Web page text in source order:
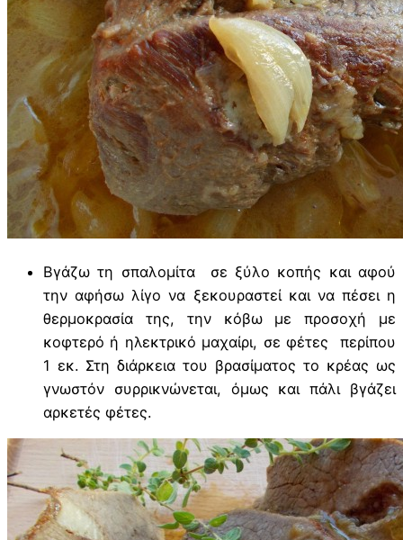
Βγάζω τη σπαλομίτα σε ξύλο κοπής και αφού
την αφήσω λίγο να ξεκουραστεί και να πέσει η
θερμοκρασία της, την κόβω με προσοχή με
κοφτερό ή ηλεκτρικό μαχαίρι, σε φέτες περίπου
1 εκ. Στη διάρκεια του βρασίματος το κρέας ως
γνωστόν συρρικνώνεται, όμως και πάλι βγάζει
αρκετές φέτες.